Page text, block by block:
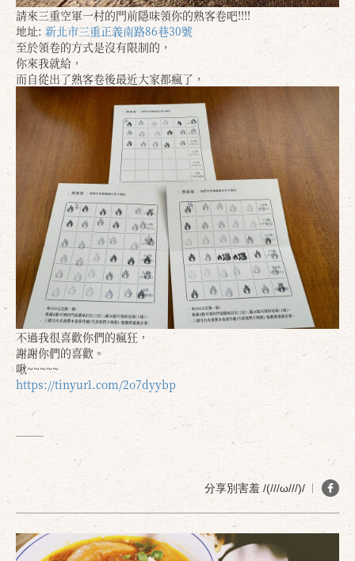
請來三重空軍一村的門前隱味領你的熟客卷吧!!!!
地址: 新北市三重正義南路86巷30號
至於領卷的方式是沒有限制的，
你來我就給，
而自從出了熟客卷後最近大家都瘋了，
不過我很喜歡你們的瘋狂，
謝謝你們的喜歡。
啾~~~~~
https://tinyurl.com/2o7dyybp
分享別害羞 /(///ω///)/
確定 取消